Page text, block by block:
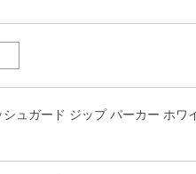
ュガード ジップ パーカー ホワ